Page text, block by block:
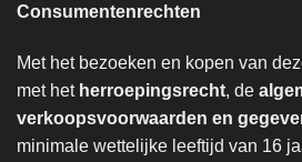
Consumentenrechten
Met het bezoeken en kopen van
met het herroepingsrecht, de
verkoopsvoorwaarden en
minimale wettelijke leeftijd van 16